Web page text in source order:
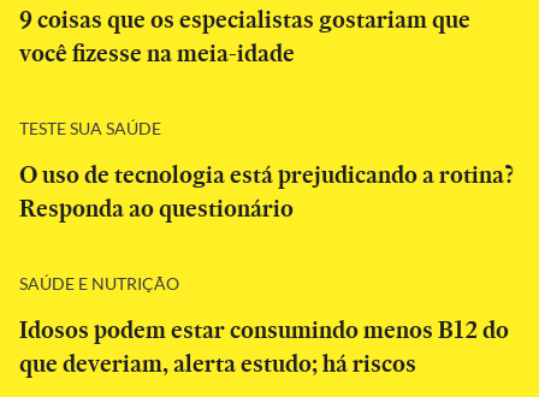
9 coisas que os especialistas gostariam que
você fizesse na meia-idade
TESTE SUA SAÚDE
O uso de tecnologia está prejudicando a rotina?
Responda ao questionário
SAÚDE E NUTRIÇÃO
Idosos podem estar consumindo menos B12 do
que deveriam, alerta estudo; há riscos